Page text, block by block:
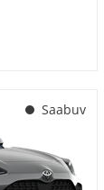
Saabuv